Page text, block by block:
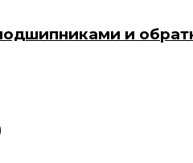
и